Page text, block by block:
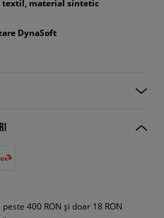
textil, material sintetic
DynaSoft
400 RON și doar 18 RON